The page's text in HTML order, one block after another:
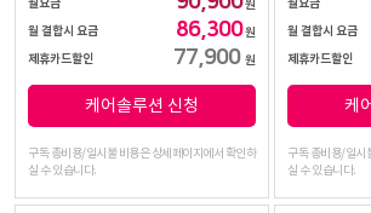
원
월 결합시 요금
86,300원
제휴카드할인
77,900 원
케어솔루션 신청
구독 총비용/일시불 비용은 상세페이지에서 확인하
실 수 있습니다.
월 결합시 요금
제휴카드할인
케
구독 총비용/일시
실 수 있습니다.